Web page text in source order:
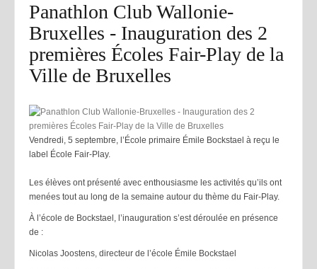
Panathlon Club Wallonie-
Bruxelles - Inauguration des 2
premières Écoles Fair-Play de la
Ville de Bruxelles
Vendredi, 5 septembre, l’École primaire Émile Bockstael à reçu le
label École Fair-Play.
Les élèves ont présenté avec enthousiasme les activités qu’ils ont
menées tout au long de la semaine autour du thème du Fair-Play.
À l’école de Bockstael, l’inauguration s’est déroulée en présence
de :
Nicolas Joostens, directeur de l’école Émile Bockstael